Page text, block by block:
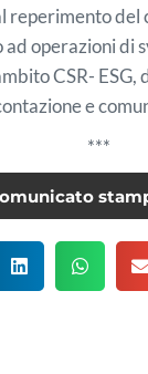
reperimento del
ad operazioni di
CSR-
e
***